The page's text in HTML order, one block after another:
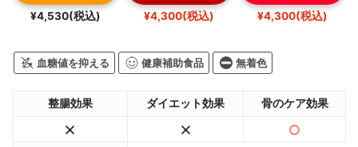
¥4,530(税込) ¥4,300(税込) ¥4,300(税込)
血糖値を抑える 健康補助食品 無着色
整腸効果 ダイエット効果 骨のケア効果